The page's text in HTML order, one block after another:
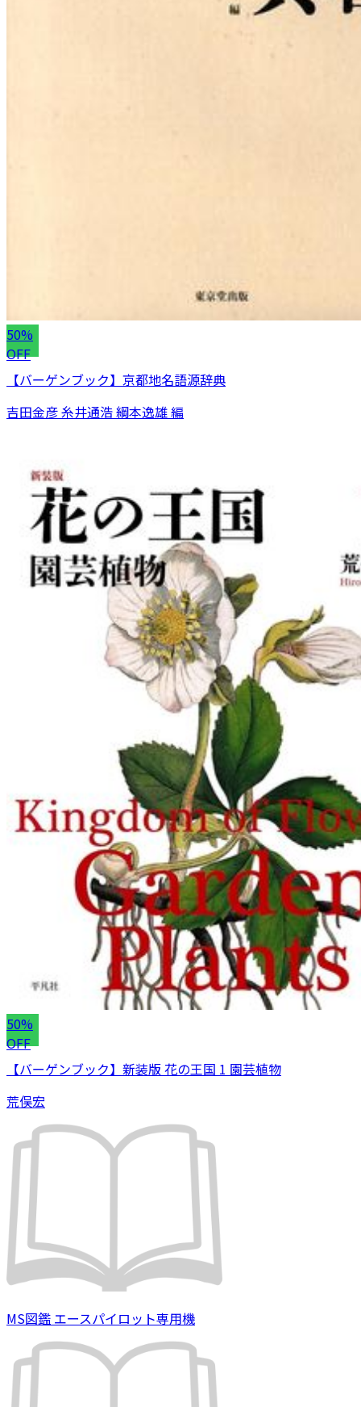
50%
OFF
【バーゲンブック】京都地名語源辞典
吉田金彦 糸井通浩 綱本逸雄 編
50%
OFF
【バーゲンブック】新装版 花の王国 1 園芸植物
荒俣宏
MS図鑑 エースパイロット専用機